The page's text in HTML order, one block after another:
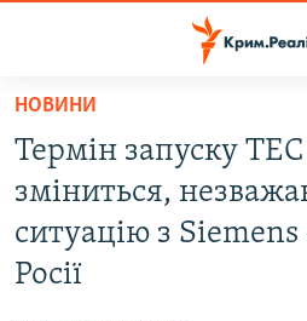
Перейти
основного
матеріалу
до
основної
ВОДА.КРИМ
ВІДЕО ТА ФОТО
ПОЛІТИКА
НОВИНИ
Термін запуску
зміниться,
ситуацію з
Росії